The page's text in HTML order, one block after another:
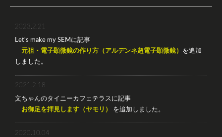
2023.2.21
Let's make my SEMに記事
元祖・電子顕微鏡の作り方（アルデンネ超電子顕微鏡） を追加
しました。
2021.2.18
文ちゃんのタイニーカフェテラスに記事
お御足を拝見します（ヤモリ）
を追加しました。
2020.10.04